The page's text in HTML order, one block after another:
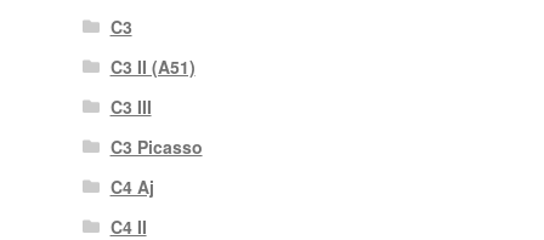
C3
C3 II (A51)
C3 III
C3 Picasso
C4 Aj
C4 II